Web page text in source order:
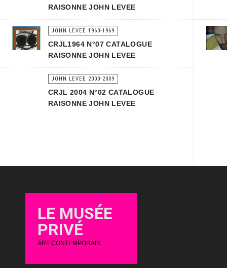
RAISONNE JOHN LEVEE
JOHN LEVEE 1960-1969
CRJL1964 N°07 CATALOGUE
RAISONNE JOHN LEVEE
JOHN LEVEE 2000-2009
CRJL 2004 N°02 CATALOGUE
RAISONNE JOHN LEVEE
LE MUSÉE
PRIVÉ
ART CONTEMPORAIN